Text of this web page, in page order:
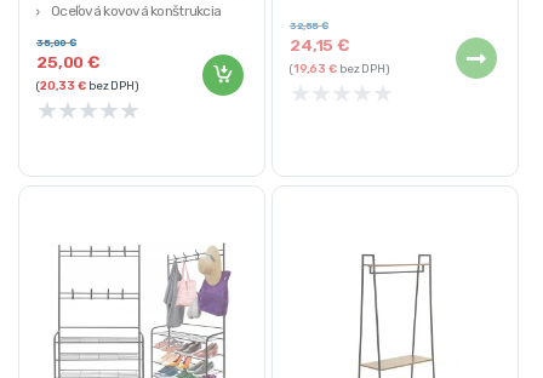
Oceľová kovová konštrukcia
Trojuholníková stabilná základňa
25,00€
35,00€
(20,33€bez DPH)
★★★★★
24,15€
32,55€
(19,63€bez DPH)
★ ★ ★ ★ ★